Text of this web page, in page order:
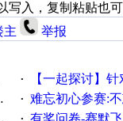
写入，复制粘贴也
主 举报
· 【一起探讨】针对机床业的
· 难忘初心参赛:
有奖问卷-赛默飞精细